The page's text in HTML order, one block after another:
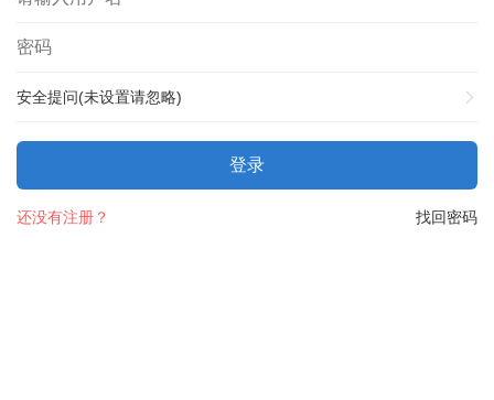
安全提问(未设置请忽略)
登录
找回密码
还没有注册？